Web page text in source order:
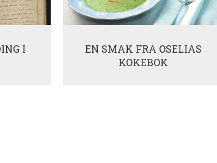
I
EN SMAK FRA OSELIAS
KOKEBOK